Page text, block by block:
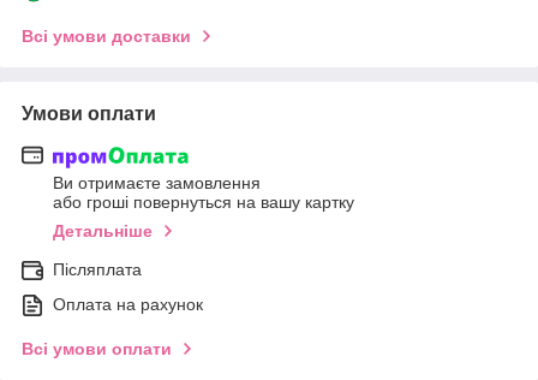
Всі умови доставки
Умови оплати
Ви отримаєте замовлення
або гроші повернуться на вашу картку
Детальніше
Післяплата
Оплата на рахунок
Всі умови оплати